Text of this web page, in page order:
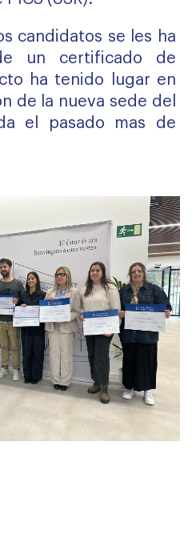
candidatos se les ha
un certificado de
ha tenido lugar en
de la nueva sede del
el pasado mas de